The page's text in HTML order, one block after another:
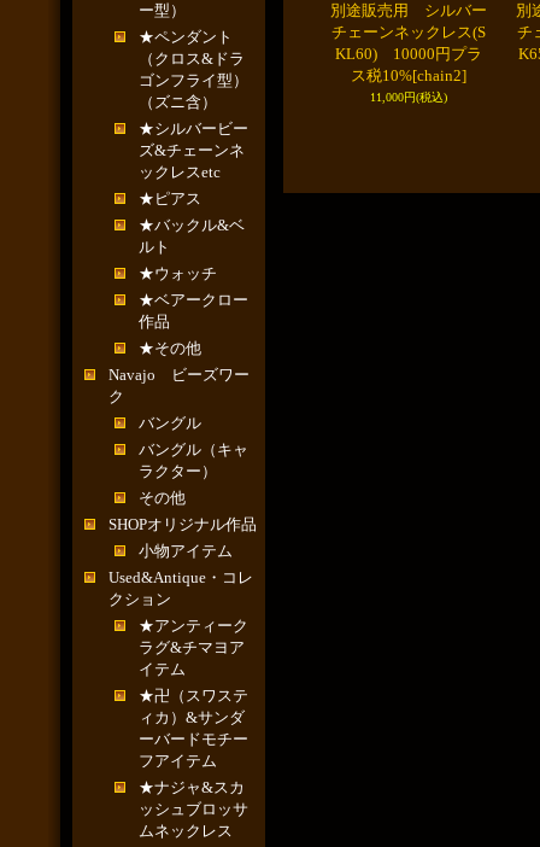
ー型）
★ペンダント
（クロス&ドラ
ゴンフライ型）
（ズニ含）
★シルバービー
ズ&チェーンネ
ックレスetc
★ピアス
★バックル&ベ
ルト
★ウォッチ
★ベアークロー
作品
★その他
Navajo ビーズワー
ク
バングル
バングル（キャ
ラクター）
その他
SHOPオリジナル作品
小物アイテム
Used&Antique・コレ
クション
★アンティーク
ラグ&チマヨア
イテム
★卍（スワステ
ィカ）&サンダ
ーバードモチー
フアイテム
★ナジャ&スカ
ッシュブロッサ
ムネックレス
別途販売用 シルバー
チェーンネックレス(S
KL60) 10000円プラ
ス税10%[chain2]
11,000円(税込)
別
チ